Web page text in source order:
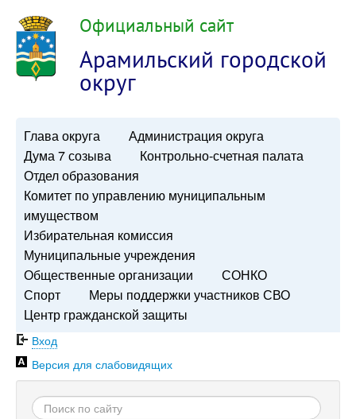
Официальный сайт
Арамильский городской
округ
Глава округа
Администрация округа
Дума 7 созыва
Контрольно-счетная палата
Отдел образования
Комитет по управлению муниципальным
имуществом
Избирательная комиссия
Муниципальные учреждения
Общественные организации
СОНКО
Спорт
Меры поддержки участников СВО
Центр гражданской защиты
Вход
Версия для слабовидящих